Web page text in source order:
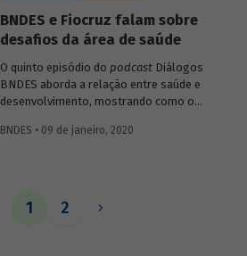
BNDES e Fiocruz falam sobre
desafios da área de saúde
O quinto episódio do podcastDiálogos
BNDES aborda a relação entre saúde e
desenvolvimento, mostrando como o
a capacidade produtiva da população, mas
tecnologia.
BNDES • 09 de janeiro, 2020
1 2